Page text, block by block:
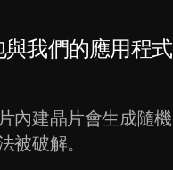
我們的應用程式
內建晶片會生成隨機
被破解。